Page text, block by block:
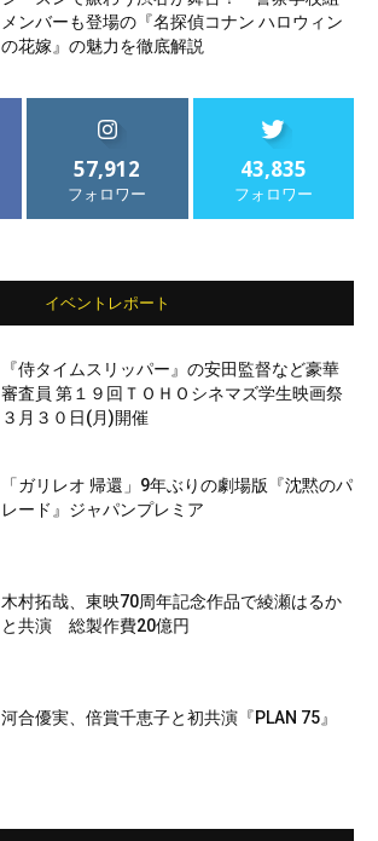
メンバーも登場の『名探偵コナン ハロウィン
の花嫁』の魅力を徹底解説
57,912
フォロワー
43,835
フォロワー
イベントレポート
『侍タイムスリッパー』の安田監督など豪華
審査員 第１９回ＴＯＨＯシネマズ学生映画祭
３月３０日(月)開催
「ガリレオ 帰還」9年ぶりの劇場版『沈黙のパ
レード』ジャパンプレミア
木村拓哉、東映70周年記念作品で綾瀬はるか
と共演 総製作費20億円
河合優実、倍賞千恵子と初共演『PLAN 75』